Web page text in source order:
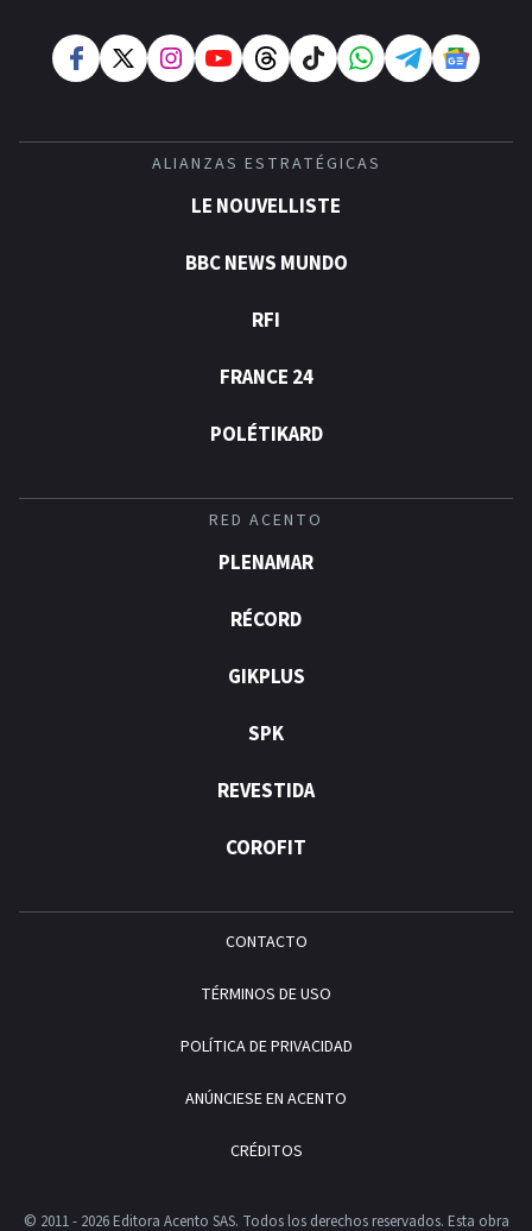
ALIANZAS ESTRATÉGICAS
LE NOUVELLISTE
BBC NEWS MUNDO
RFI
FRANCE 24
POLÉTIKARD
RED ACENTO
PLENAMAR
RÉCORD
GIKPLUS
SPK
REVESTIDA
COROFIT
CONTACTO
TÉRMINOS DE USO
POLÍTICA DE PRIVACIDAD
ANÚNCIESE EN ACENTO
CRÉDITOS
© 2011 - 2026 Editora Acento SAS. Todos los derechos reservados. Esta obra